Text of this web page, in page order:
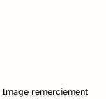
Image remerciement